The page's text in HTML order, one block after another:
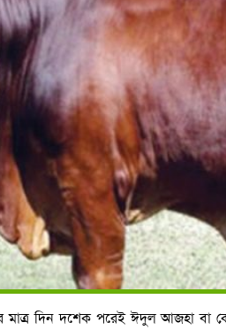
দিন দশেক পরেই ঈদুল আজহা বা